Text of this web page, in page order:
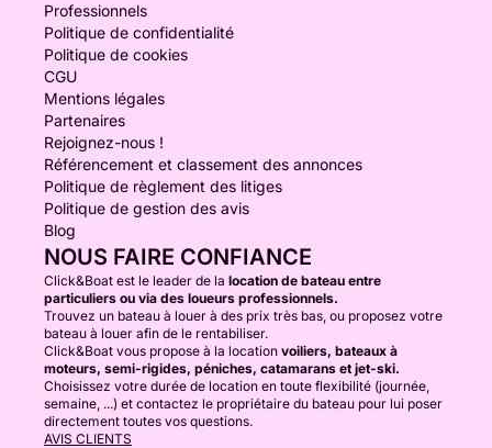
Professionnels
Politique de confidentialité
Politique de cookies
CGU
Mentions légales
Partenaires
Rejoignez-nous !
Référencement et classement des annonces
Politique de règlement des litiges
Politique de gestion des avis
Blog
NOUS FAIRE CONFIANCE
Click&Boat est le leader de la location de bateau entre
particuliers ou via des loueurs professionnels.
Trouvez un bateau à louer à des prix très bas, ou proposez votre
bateau à louer afin de le rentabiliser.
Click&Boat vous propose à la location voiliers, bateaux à
moteurs, semi-rigides, péniches, catamarans et jet-ski.
Choisissez votre durée de location en toute flexibilité (journée,
semaine, ...) et contactez le propriétaire du bateau pour lui poser
directement toutes vos questions.
AVIS CLIENTS